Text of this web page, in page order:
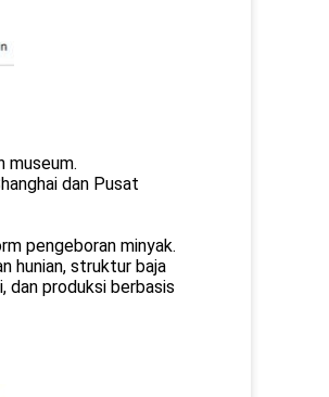
museum.
dan Pusat
pengeboran minyak.
hunian, struktur baja
dan produksi berbasis